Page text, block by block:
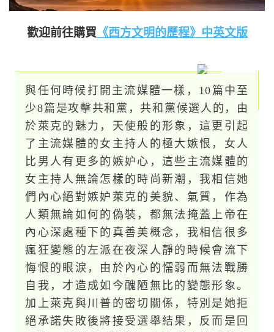
歡迎前往購買 《西方文明的歷程》中英文版
與任何時候打開主流媒體一樣，10篇中至
少8篇是攻擊共和黨，共和黨候選人的，由
於萊克的魅力，天使般的形象，這更引起
了主流媒體的女主持人的極大嫉恨，女人
比男人有更多的嫉妒心，這些主流媒體的
女主持人無論怎樣的時尚新潮，我相信她
們內心絕對嫉妒萊克的美貌、氣質，作為
人類無論如何的偽裝，都無法掩蓋上帝在
內心深處種下的真善美概念，我相信很多
瘋狂變態的左派在夜深人靜的時候會流下
悔恨的眼淚，由於內心的懦弱而無法戰勝
自我，才造成如今醜陋無比的變態形象。
加上萊克與川普的密切關係，特別是她拒
絕承諾失敗後將接受選舉結果，反而是回